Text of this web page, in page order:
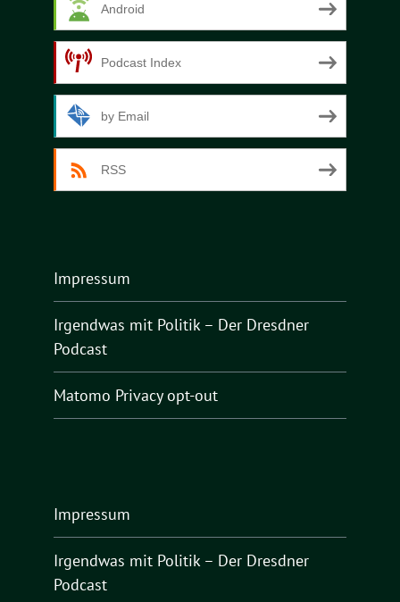
Android
Podcast Index
by Email
RSS
Impressum
Irgendwas mit Politik – Der Dresdner
Podcast
Matomo Privacy opt-out
Impressum
Irgendwas mit Politik – Der Dresdner
Podcast